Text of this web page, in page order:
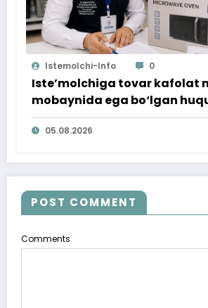
Istemolchi-Info 0
Iste’molchiga tovar kafolat
mobaynida ega bo‘lgan
ta’minlab berildi
05.08.2026
POST COMMENT
Comments